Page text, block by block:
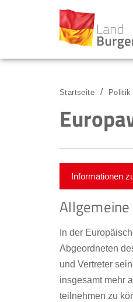
Zum Inhalt
Zum Menü
Zur Suche
Startseite Politik
Informationen
In der
Abgeordneten
und Vertreter
insgesamt mehr
teilnehmen zu